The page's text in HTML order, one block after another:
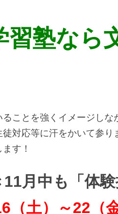
習塾なら
ことを強くイメージしな
対応等に汗をかいて参り
す！
月中も「体
（土）～22（